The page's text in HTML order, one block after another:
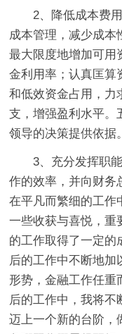
2、降低成本费
成本管理，减少成本
最大限度地增加可用
金利用率；认真匡算
和低效资金占用，力
支，增强盈利水平。
领导的决策提供依据。
3、充分发挥职
作的效率，并向财务
在平凡而繁细的工作
一些收获与喜悦，重
的工作取得了一定的
后的工作中不断地加
形势，金融工作任重
后的工作中，我将不
迈上一个新的台阶，